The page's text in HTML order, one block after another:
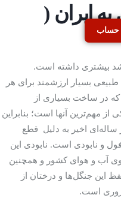
حساب
ایران (
بیشتری داشته است.
بسیار ارزشمند برای هر
در ساخت بسیاری از
مهم‌ترین آنها است؛ بنابراین
ساله‌ای اخیر به دلیل قطع
و نابودی است. نابودی این
آب­ و هوای کشور و همچنین
این جنگل‌ها و درختان از
است.